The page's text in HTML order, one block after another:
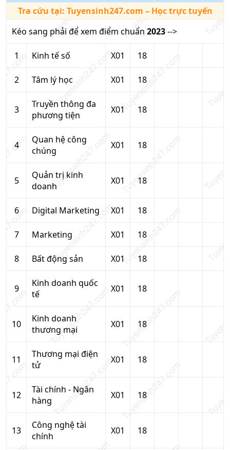
Tra cứu tại: Tuyensinh247.com – Học trực tuyến
Kéo sang phải để xem điểm chuẩn 2023-->
1 Kinh tế số X01 18
2 Tâm lý học X01 18
3
Truyền thông đa
phương tiện
X01 18
4
Quan hệ công
chúng
X01 18
5
Quản trị kinh
doanh
X01 18
6 Digital Marketing X01 18
7 Marketing X01 18
8 Bất động sản X01 18
9
Kinh doanh quốc
tế
X01 18
10
Kinh doanh
thương mại
X01 18
11
Thương mại điện
tử
X01 18
12
Tài chính - Ngân
hàng
X01 18
13
Công nghệ tài
chính
X01 18